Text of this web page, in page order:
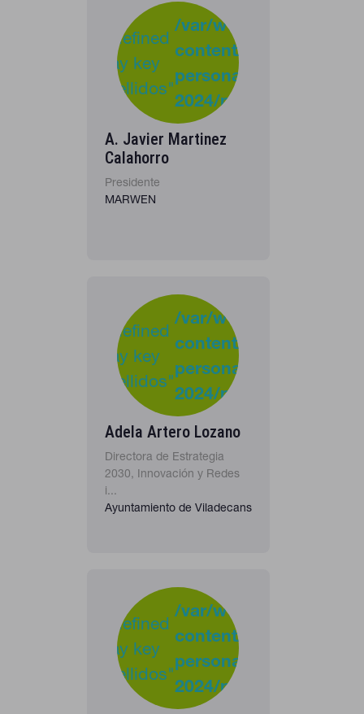
Undefined
array key
"apellidos"
/var/www/clients/
content/plugins/
personas-
2024/
A. Javier Martinez
Calahorro
Presidente
MARWEN
Undefined
array key
"apellidos"
/var/www/clients/
content/plugins/
personas-
2024/
Adela Artero Lozano
Directora de Estrategia
2030, Innovación y Redes
i...
Ayuntamiento de Viladecans
Undefined
array key
"apellidos"
/var/www/clients/
content/plugins/
personas-
2024/